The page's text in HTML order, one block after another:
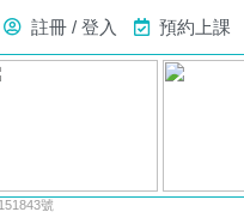
註冊 / 登入 預約上課
號